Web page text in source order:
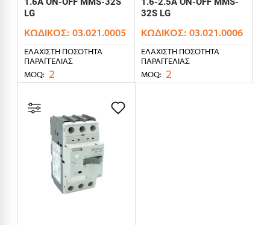
LG
ΚΩΔΙΚΌΣ: 03.021.0005
ΕΛΆΧΙΣΤΗ ΠΟΣΌΤΗΤΑ
ΠΑΡΑΓΓΕΛΊΑΣ
MOQ: 2
32S LG
ΚΩΔΙΚΌΣ: 03.021.0006
ΕΛΆΧΙΣΤΗ ΠΟΣΌΤΗΤΑ
ΠΑΡΑΓΓΕΛΊΑΣ
MOQ: 2